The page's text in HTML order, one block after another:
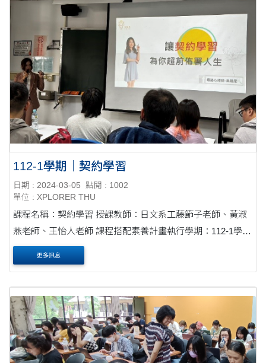
112-1學期｜契約學習
日期 : 2024-03-05
點閱 : 1002
單位 : XPLORER THU
課程名稱：契約學習 授課教師：日文系工藤節子老師、黃淑
燕老師、王怡人老師 課程搭配素養計畫執行學期：112-1學期
# 與學習目標、內容、方法由教師決定的傳統課程不同，
「契約學習」從學習....
更多訊息